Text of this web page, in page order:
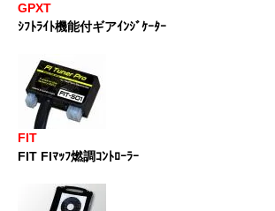
GPXT
ｼﾌﾄﾗｲﾄ機能付ギアｲﾝｼﾞｹｰﾀｰ
FIT
FIT FIﾏｯﾌ燃調ｺﾝﾄﾛｰﾗｰ